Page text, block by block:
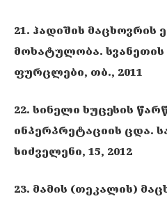
21. ჰადიშის მაცხოვრის
მოხატულობა.
ფურცლები, თბ., 2011
22. სინელი ხუცესის
ინპერპრეტაციის ცდა.
სიძველენი, 15, 2012
23. მამის (თეკალის)